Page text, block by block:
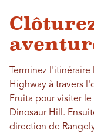
Terminez
Highway à travers
Fruita pour visiter
Dinosaur Hill.
direction de